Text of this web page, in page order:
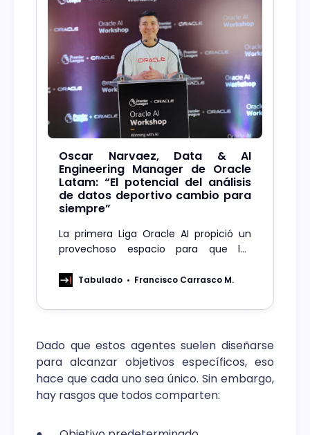
Oscar Narvaez, Data & AI
Engineering Manager de Oracle
Latam: “El potencial del análisis
de datos deportivo cambio para
siempre”
La primera Liga Oracle AI propició un
provechoso espacio para que los
establecieran nuevas conexiones y
Tabulado Francisco Carrasco M.
Dado que estos agentes suelen diseñarse
para alcanzar objetivos específicos, eso
hace que cada uno sea único. Sin embargo,
hay rasgos que todos comparten: